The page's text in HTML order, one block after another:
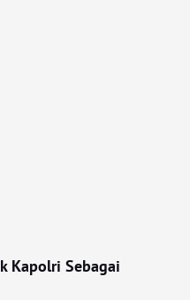
Kapolri Sebagai